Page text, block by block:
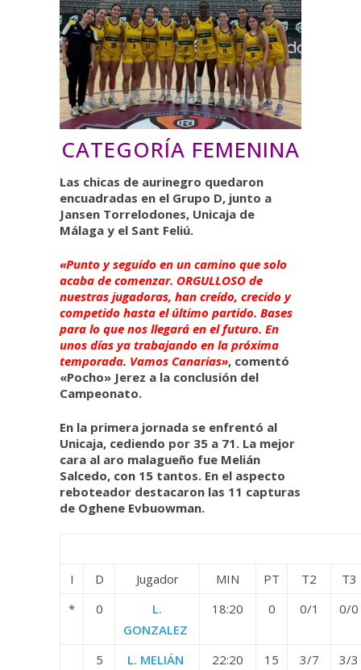
CATEGORÍA FEMENINA
Las chicas de aurinegro quedaron
encuadradas en el Grupo D, junto a
Jansen Torrelodones, Unicaja de
Málaga y el Sant Feliú.
«Punto y seguido en un camino que solo
acaba de comenzar. ORGULLOSO de
nuestras jugadoras, han creído, crecido y
competido hasta el último partido. Bases
para lo que nos llegará en el futuro. En
unos días ya trabajando en la próxima
temporada. Vamos Canarias», comentó
«Pocho» Jerez a la conclusión del
Campeonato.
En la primera jornada se enfrentó al
Unicaja, cediendo por 35 a 71. La mejor
cara al aro malagueño fue Melián
Salcedo, con 15 tantos. En el aspecto
reboteador destacaron las 11 capturas
de Oghene Evbuowman.
I D Jugador MIN PT T2
T3
*
0
L.
GONZALEZ
18:20 0 0/1 0/0
5 L. MELIÁN 22:20 15 3/7
3/3